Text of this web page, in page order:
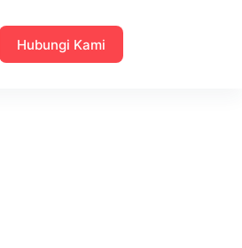
Hubungi Kami